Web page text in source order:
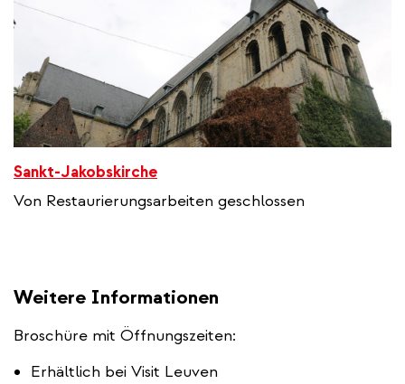
Sankt-Jakobskirche
Von Restaurierungsarbeiten geschlossen
Weitere Informationen
Broschüre mit Öffnungszeiten:
Erhältlich bei Visit Leuven